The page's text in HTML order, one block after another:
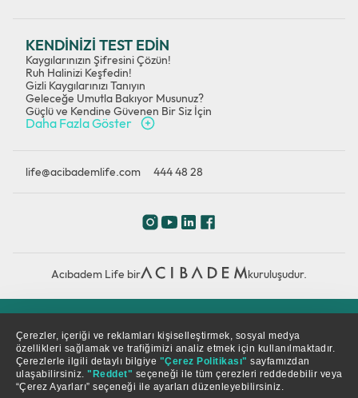
Çerezler, içeriği ve reklamları kişiselleştirmek, sosyal medya
özellikleri sağlamak ve trafiğimizi analiz etmek için kullanılmaktadır.
Çerezlerle ilgili detaylı bilgiye "Çerez Politikası" sayfamızdan
ulaşabilirsiniz. "Reddet" seçeneği ile tüm çerezleri reddedebilir veya
“Çerez Ayarları” seçeneği ile ayarları düzenleyebilirsiniz.
KENDİNİZİ TEST EDİN
Kaygılarınızın Şifresini Çözün!
Ruh Halinizi Keşfedin!
Gizli Kaygılarınızı Tanıyın
Geleceğe Umutla Bakıyor Musunuz?
Güçlü ve Kendine Güvenen Bir Siz İçin
Daha Fazla Göster
Acıbadem Life bir kuruluşudur.
life@acibademlife.com 444 48 28
© Copyright 2026. Tüm hakları saklıdır.